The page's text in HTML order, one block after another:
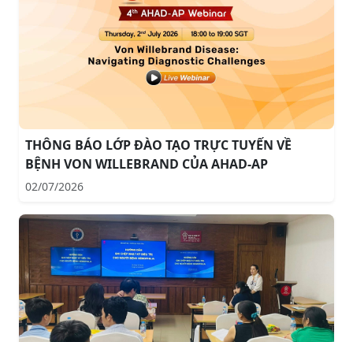
THÔNG BÁO LỚP ĐÀO TẠO TRỰC TUYẾN VỀ
BỆNH VON WILLEBRAND CỦA AHAD-AP
02/07/2026